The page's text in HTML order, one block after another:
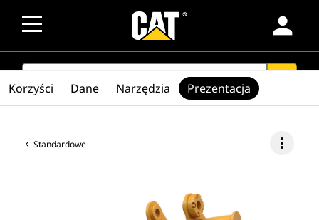
person
SEARCH
Standardowe more_vert
Korzyści Dane Narzędzia Prezentacja